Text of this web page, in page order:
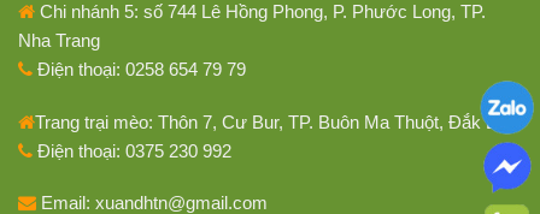
Chi nhánh 5: số 744 Lê Hồng Phong, P. Phước Long, TP.
Nha Trang
Điện thoại: 0258 654 79 79
Trang trại mèo: Thôn 7, Cư Bur, TP. Buôn Ma Thuột, Đắk Lắk
Điện thoại: 0375 230 992
Email: xuandhtn@gmail.com